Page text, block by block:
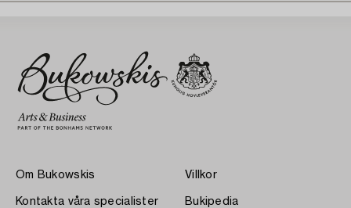
Om Bukowskis
Kontakta våra specialister
Villkor
Bukipedia